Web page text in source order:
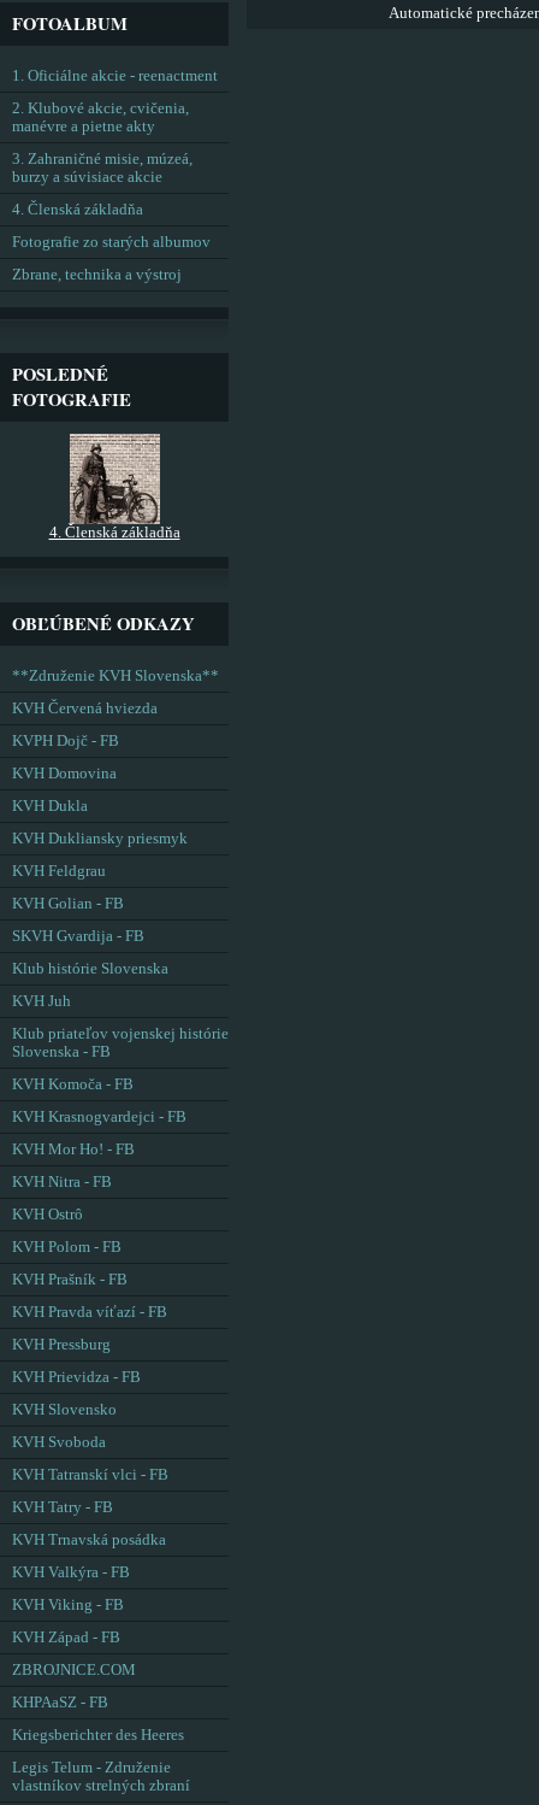
Automatické
FOTOALBUM
1. Oficiálne akcie - reenactment
2. Klubové akcie, cvičenia,
manévre a pietne akty
3. Zahraničné misie, múzeá,
burzy a súvisiace akcie
4. Členská základňa
Fotografie zo starých albumov
Zbrane, technika a výstroj
POSLEDNÉ
FOTOGRAFIE
4. Členská základňa
OBĽÚBENÉ ODKAZY
**Združenie KVH Slovenska**
KVH Červená hviezda
KVPH Dojč - FB
KVH Domovina
KVH Dukla
KVH Dukliansky priesmyk
KVH Feldgrau
KVH Golian - FB
SKVH Gvardija - FB
Klub histórie Slovenska
KVH Juh
Klub priateľov vojenskej histórie
Slovenska - FB
KVH Komoča - FB
KVH Krasnogvardejci - FB
KVH Mor Ho! - FB
KVH Nitra - FB
KVH Ostrô
KVH Polom - FB
KVH Prašník - FB
KVH Pravda víťazí - FB
KVH Pressburg
KVH Prievidza - FB
KVH Slovensko
KVH Svoboda
KVH Tatranskí vlci - FB
KVH Tatry - FB
KVH Trnavská posádka
KVH Valkýra - FB
KVH Viking - FB
KVH Západ - FB
ZBROJNICE.COM
KHPAaSZ - FB
Kriegsberichter des Heeres
Legis Telum - Združenie
vlastníkov strelných zbraní